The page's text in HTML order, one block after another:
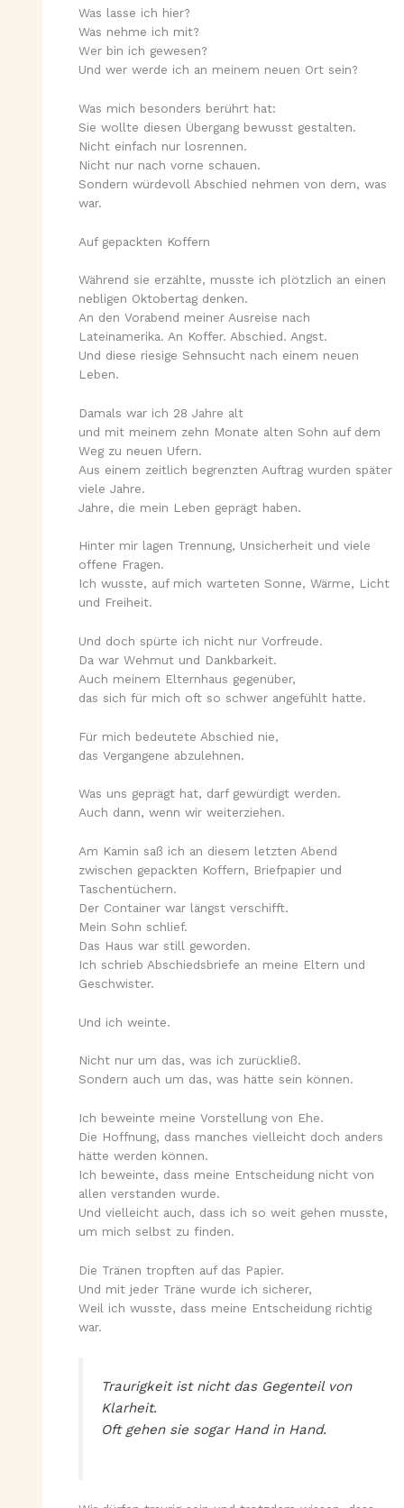
Was lasse ich hier?
Was nehme ich mit?
Wer bin ich gewesen?
Und wer werde ich an meinem neuen Ort sein?
Was mich besonders berührt hat:
Sie wollte diesen Übergang bewusst gestalten.
Nicht einfach nur losrennen.
Nicht nur nach vorne schauen.
Sondern würdevoll Abschied nehmen von dem, was
war.
Auf gepackten Koffern
Während sie erzählte, musste ich plötzlich an einen
nebligen Oktobertag denken.
An den Vorabend meiner Ausreise nach
Lateinamerika. An Koffer. Abschied. Angst.
Und diese riesige Sehnsucht nach einem neuen
Leben.
Damals war ich 28 Jahre alt
und mit meinem zehn Monate alten Sohn auf dem
Weg zu neuen Ufern.
Aus einem zeitlich begrenzten Auftrag wurden später
viele Jahre.
Jahre, die mein Leben geprägt haben.
Hinter mir lagen Trennung, Unsicherheit und viele
offene Fragen.
Ich wusste, auf mich warteten Sonne, Wärme, Licht
und Freiheit.
Und doch spürte ich nicht nur Vorfreude.
Da war Wehmut und Dankbarkeit.
Auch meinem Elternhaus gegenüber,
das sich für mich oft so schwer angefühlt hatte.
Für mich bedeutete Abschied nie,
das Vergangene abzulehnen.
Was uns geprägt hat, darf gewürdigt werden.
Auch dann, wenn wir weiterziehen.
Am Kamin saß ich an diesem letzten Abend
zwischen gepackten Koffern, Briefpapier und
Taschentüchern.
Der Container war längst verschifft.
Mein Sohn schlief.
Das Haus war still geworden.
Ich schrieb Abschiedsbriefe an meine Eltern und
Geschwister.
Und ich weinte.
Nicht nur um das, was ich zurückließ.
Sondern auch um das, was hätte sein können.
Ich beweinte meine Vorstellung von Ehe.
Die Hoffnung, dass manches vielleicht doch anders
hätte werden können.
Ich beweinte, dass meine Entscheidung nicht von
allen verstanden wurde.
Und vielleicht auch, dass ich so weit gehen musste,
um mich selbst zu finden.
Die Tränen tropften auf das Papier.
Und mit jeder Träne wurde ich sicherer,
Weil ich wusste, dass meine Entscheidung richtig
war.
Traurigkeit ist nicht das Gegenteil von
Klarheit.
Oft gehen sie sogar Hand in Hand.